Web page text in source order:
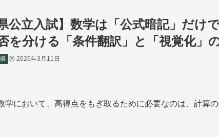
県公立入試】数学は「公式暗記」だけ
を分ける「条件翻訳」と「視覚化」
2026年3月11日
学において、高得点をもぎ取るために必要なのは、計算